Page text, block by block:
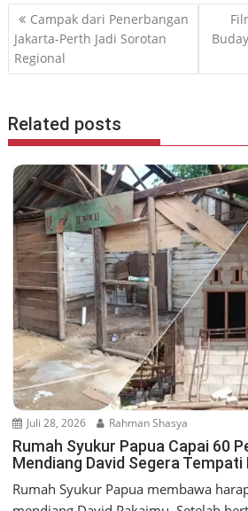
Navigasi
pos
Campak dari Penerbangan
Jakarta-Perth Jadi Sorotan
Regional
Related posts
Juli 28, 2026 Rahman Shasya
Rumah Syukur Papua Capai 60
Mendiang David Segera Tempati
Rumah Syukur Papua membawa